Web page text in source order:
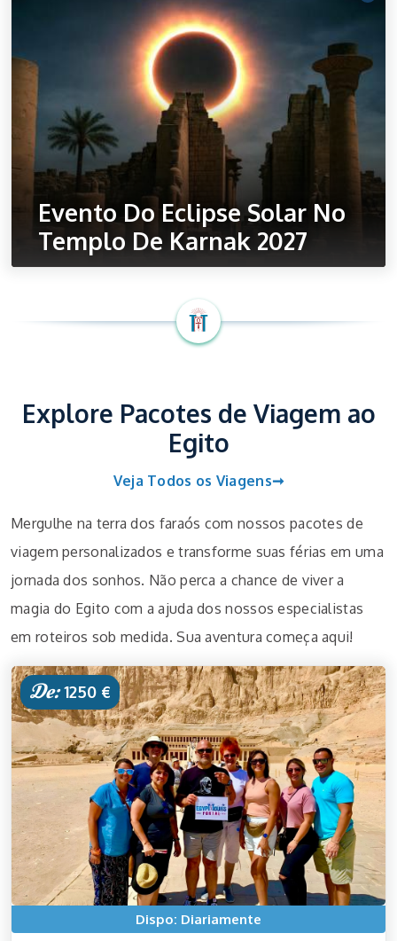
Evento Do Eclipse Solar No
Templo De Karnak 2027
Explore Pacotes de Viagem ao
Egito
Veja Todos os Viagens➞
Mergulhe na terra dos faraós com nossos pacotes de
viagem personalizados e transforme suas férias em uma
jornada dos sonhos. Não perca a chance de viver a
magia do Egito com a ajuda dos nossos especialistas
em roteiros sob medida. Sua aventura começa aqui!
De:1250 €
Dispo: Diariamente